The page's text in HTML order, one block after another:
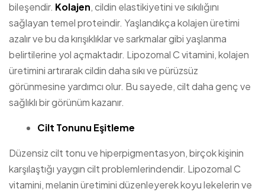
bileşendir. Kolajen, cildin elastikiyetini ve sıkılığını
sağlayan temel proteindir. Yaşlandıkça kolajen üretimi
azalır ve bu da kırışıklıklar ve sarkmalar gibi yaşlanma
belirtilerine yol açmaktadır. Lipozomal C vitamini, kolajen
üretimini artırarak cildin daha sıkı ve pürüzsüz
görünmesine yardımcı olur. Bu sayede, cilt daha genç ve
sağlıklı bir görünüm kazanır.
Cilt Tonunu Eşitleme
Düzensiz cilt tonu ve hiperpigmentasyon, birçok kişinin
karşılaştığı yaygın cilt problemlerindendir. Lipozomal C
vitamini, melanin üretimini düzenleyerek koyu lekelerin ve